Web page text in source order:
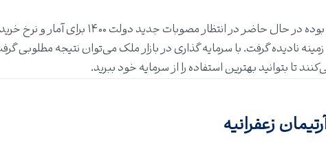
بازاری که همیشه داغ بوده در حال حاضر در
نادیده گرفت. با سرمایه گذاری در بازار ملک می‌توان نتیجه مطلوبی
تا بتوانید بهترین استفاده را از سرمایه خود ببرید.
زعفرانیه